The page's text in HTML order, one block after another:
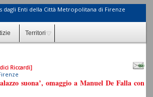
dagli Enti della Città Metropolitana di Firenze
Territori
Riccardi]
suona’, omaggio a Manuel De Falla con